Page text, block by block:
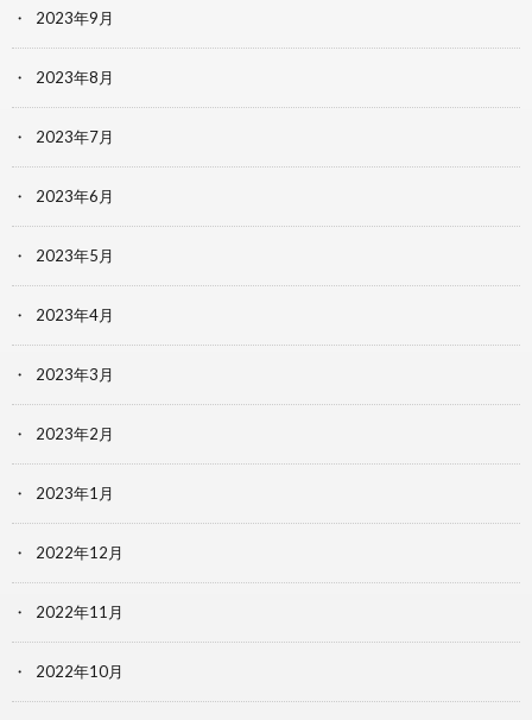
2023年9月
2023年8月
2023年7月
2023年6月
2023年5月
2023年4月
2023年3月
2023年2月
2023年1月
2022年12月
2022年11月
2022年10月